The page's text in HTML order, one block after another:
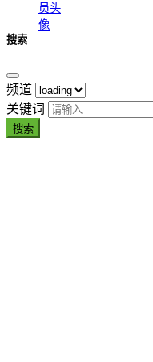
搜索
频道
关键词
搜索